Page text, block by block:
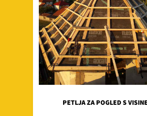
PETLJA ZA POGLED S